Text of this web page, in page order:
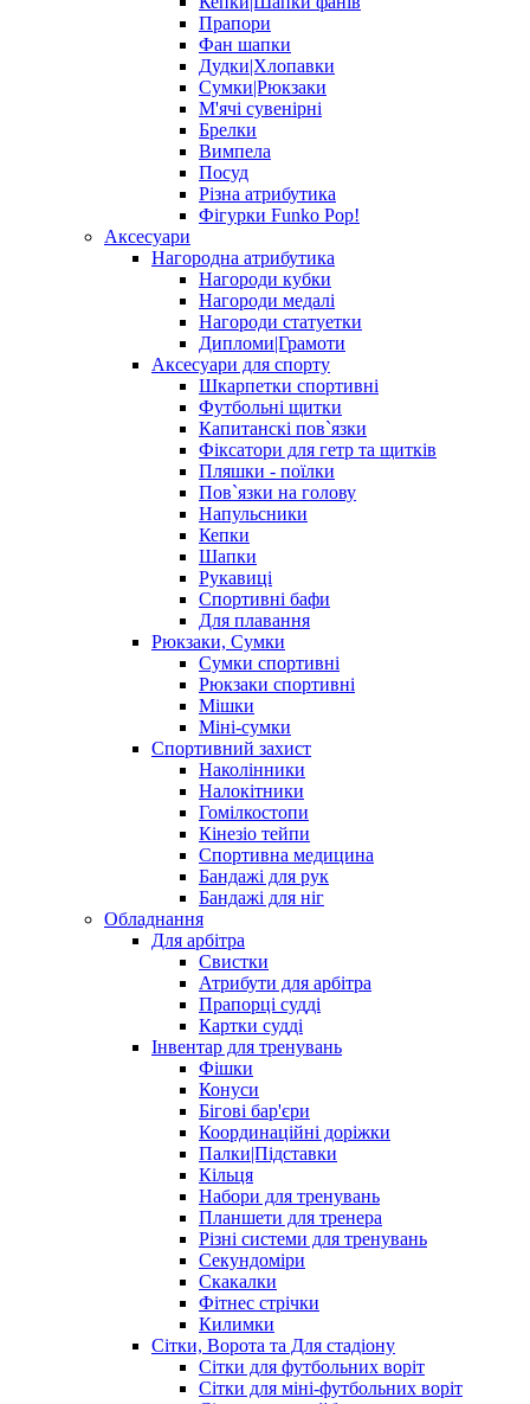
Прапори
Фан шапки
Дудки|Хлопавки
Сумки|Рюкзаки
М'ячі сувенірні
Брелки
Вимпела
Посуд
Різна атрибутика
Фігурки Funko Pop!
Аксесуари
Нагородна атрибутика
Нагороди кубки
Нагороди медалі
Нагороди статуетки
Дипломи|Грамоти
Аксесуари для спорту
Шкарпетки спортивні
Футбольні щитки
Капитанскі пов`язки
Фіксатори для гетр та щитків
Пляшки - поїлки
Пов`язки на голову
Напульсники
Кепки
Шапки
Рукавиці
Спортивні бафи
Для плавання
Рюкзаки, Сумки
Сумки спортивні
Рюкзаки спортивні
Мішки
Міні-сумки
Спортивний захист
Наколінники
Налокітники
Гомілкостопи
Кінезіо тейпи
Спортивна медицина
Бандажі для рук
Бандажі для ніг
Обладнання
Для арбітра
Свистки
Атрибути для арбітра
Прапорці судді
Картки судді
Інвентар для тренувань
Фішки
Конуси
Бігові бар'єри
Координаційні доріжки
Палки|Підставки
Кільця
Набори для тренувань
Планшети для тренера
Різні системи для тренувань
Секундоміри
Скакалки
Фітнес стрічки
Килимки
Сітки, Ворота та Для стадіону
Сітки для футбольних воріт
Сітки для міні-футбольних воріт